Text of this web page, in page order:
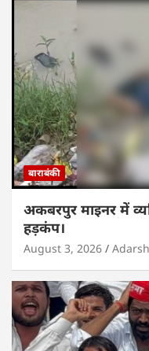
बाराबंकी
अकबरपुर माइनर में
हड़कंप।
August 3, 2026